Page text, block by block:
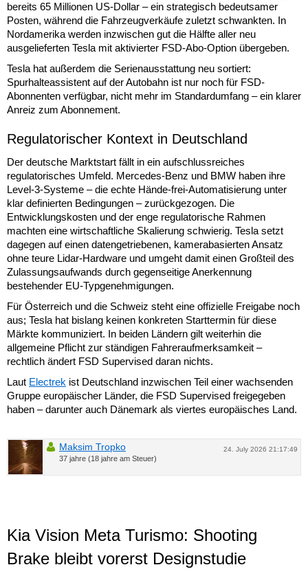
bereits 65 Millionen US-Dollar – ein strategisch bedeutsamer
Posten, während die Fahrzeugverkäufe zuletzt schwankten. In
Nordamerika werden inzwischen gut die Hälfte aller neu
ausgelieferten Tesla mit aktivierter FSD-Abo-Option übergeben.
Tesla hat außerdem die Serienausstattung neu sortiert:
Spurhalteassistent auf der Autobahn ist nur noch für FSD-
Abonnenten verfügbar, nicht mehr im Standardumfang – ein klarer
Anreiz zum Abonnement.
Regulatorischer Kontext in Deutschland
Der deutsche Marktstart fällt in ein aufschlussreiches
regulatorisches Umfeld. Mercedes-Benz und BMW haben ihre
Level-3-Systeme – die echte Hände-frei-Automatisierung unter
klar definierten Bedingungen – zurückgezogen. Die
Entwicklungskosten und der enge regulatorische Rahmen
machten eine wirtschaftliche Skalierung schwierig. Tesla setzt
dagegen auf einen datengetriebenen, kamerabasierten Ansatz
ohne teure Lidar-Hardware und umgeht damit einen Großteil des
Zulassungsaufwands durch gegenseitige Anerkennung
bestehender EU-Typgenehmigungen.
Für Österreich und die Schweiz steht eine offizielle Freigabe noch
aus; Tesla hat bislang keinen konkreten Starttermin für diese
Märkte kommuniziert. In beiden Ländern gilt weiterhin die
allgemeine Pflicht zur ständigen Fahreraufmerksamkeit –
rechtlich ändert FSD Supervised daran nichts.
Laut Electrek ist Deutschland inzwischen Teil einer wachsenden
Gruppe europäischer Länder, die FSD Supervised freigegeben
haben – darunter auch Dänemark als viertes europäisches Land.
24. July 2026 21:17:49
Maksim Tropko
37 jahre (18 jahre am Steuer)
Kia Vision Meta Turismo: Shooting
Brake bleibt vorerst Designstudie